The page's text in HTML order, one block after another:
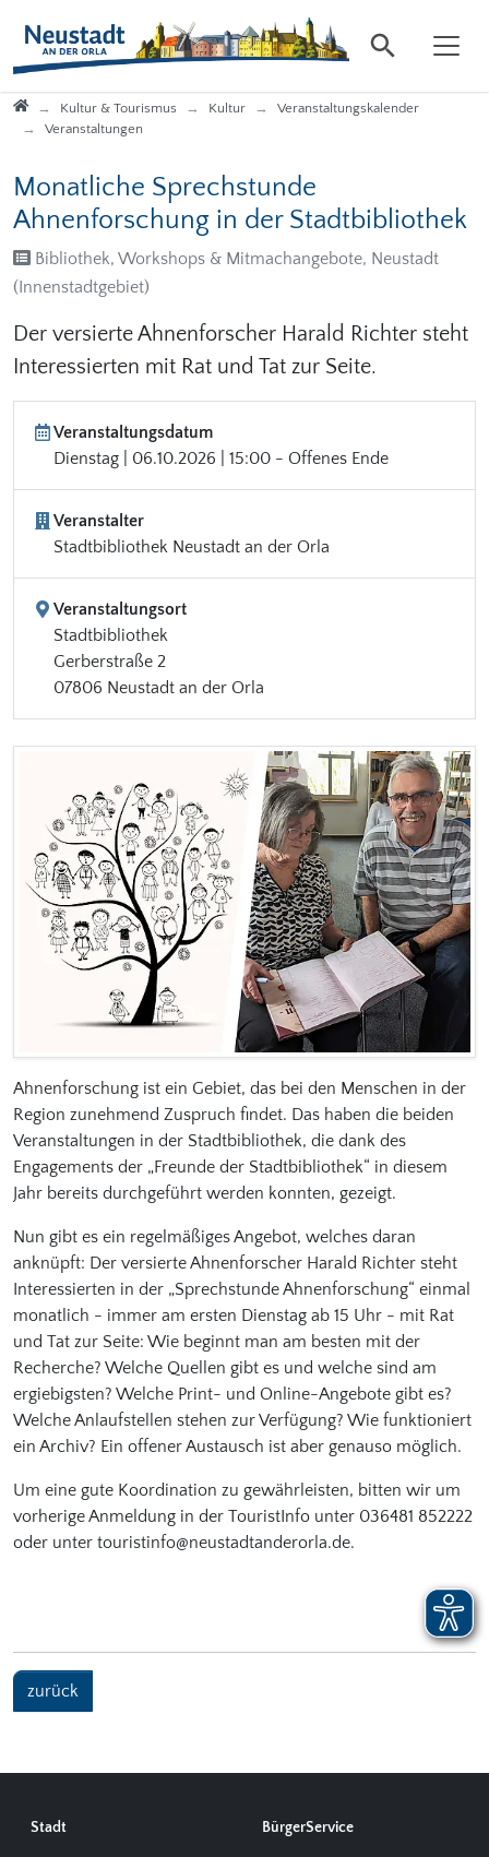
StartseiteKultur & Tourismus Kultur
Veranstaltungskalender
Veranstaltungen
Monatliche Sprechstunde
Ahnenforschung in der Stadtbibliothek
Bibliothek, Workshops & Mitmachangebote, Neustadt
(Innenstadtgebiet)
Der versierte Ahnenforscher Harald Richter steht
Interessierten mit Rat und Tat zur Seite.
Veranstaltungsdatum
Dienstag | 06.10.2026 | 15:00 - Offenes Ende
Veranstalter
Stadtbibliothek Neustadt an der Orla
Veranstaltungsort
Stadtbibliothek
Gerberstraße 2
07806 Neustadt an der Orla
Ahnenforschung ist ein Gebiet, das bei den Menschen in der
Region zunehmend Zuspruch findet. Das haben die beiden
Veranstaltungen in der Stadtbibliothek, die dank des
Engagements der „Freunde der Stadtbibliothek“ in diesem
Jahr bereits durchgeführt werden konnten, gezeigt.
Nun gibt es ein regelmäßiges Angebot, welches daran
anknüpft: Der versierte Ahnenforscher Harald Richter steht
Interessierten in der „Sprechstunde Ahnenforschung“ einmal
monatlich - immer am ersten Dienstag ab 15 Uhr - mit Rat
und Tat zur Seite: Wie beginnt man am besten mit der
Recherche? Welche Quellen gibt es und welche sind am
ergiebigsten? Welche Print- und Online-Angebote gibt es?
Welche Anlaufstellen stehen zur Verfügung? Wie funktioniert
ein Archiv? Ein offener Austausch ist aber genauso möglich.
Um eine gute Koordination zu gewährleisten, bitten wir um
vorherige Anmeldung in der TouristInfo unter 036481 852222
oder unter touristinfo@neustadtanderorla.de.
zurück
Stadt BürgerService